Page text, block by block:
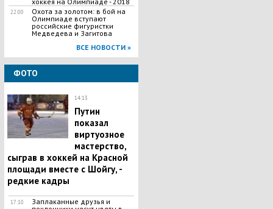
22:00
Охота за золотом: в бой на
Олимпиаде вступают
российские фигуристки
Медведева и Загитова
ВСЕ НОВОСТИ »
ФОТО
14:13
Путин
показал
виртуозное
мастерство,
сыграв в хоккей на Красной
площади вместе с Шойгу, -
редкие кадры
17:10
Заплаканные друзья и